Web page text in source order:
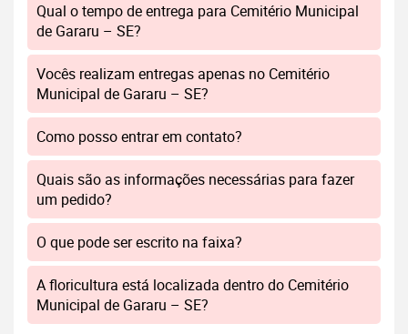
Qual o tempo de entrega para Cemitério Municipal
de Gararu – SE?
Vocês realizam entregas apenas no Cemitério
Municipal de Gararu – SE?
Como posso entrar em contato?
Quais são as informações necessárias para fazer
um pedido?
O que pode ser escrito na faixa?
A floricultura está localizada dentro do Cemitério
Municipal de Gararu – SE?